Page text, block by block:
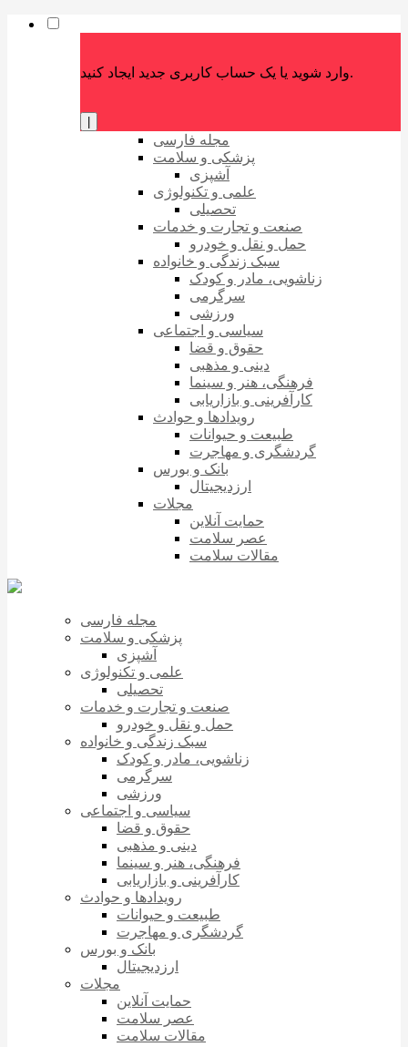
وارد شوید یا یک حساب کاربری جدید ایجاد کنید.
مجله فارسی
پزشکی و سلامت
آشپزی
علمی و تکنولوژی
تحصیلی
صنعت و تجارت و خدمات
حمل و نقل و خودرو
سبک زندگی و خانواده
زناشویی، مادر و کودک
سرگرمی
ورزشی
سیاسی و اجتماعی
حقوق و قضا
دینی و مذهبی
فرهنگی، هنر و سینما
کارآفرینی و بازاریابی
رویدادها و حوادث
طبیعت و حیوانات
گردشگری و مهاجرت
بانک و بورس
ارزدیجیتال
مجلات
حمایت آنلاین
عصر سلامت
مقالات سلامت
مجله فارسی
پزشکی و سلامت
آشپزی
علمی و تکنولوژی
تحصیلی
صنعت و تجارت و خدمات
حمل و نقل و خودرو
سبک زندگی و خانواده
زناشویی، مادر و کودک
سرگرمی
ورزشی
سیاسی و اجتماعی
حقوق و قضا
دینی و مذهبی
فرهنگی، هنر و سینما
کارآفرینی و بازاریابی
رویدادها و حوادث
طبیعت و حیوانات
گردشگری و مهاجرت
بانک و بورس
ارزدیجیتال
مجلات
حمایت آنلاین
عصر سلامت
مقالات سلامت